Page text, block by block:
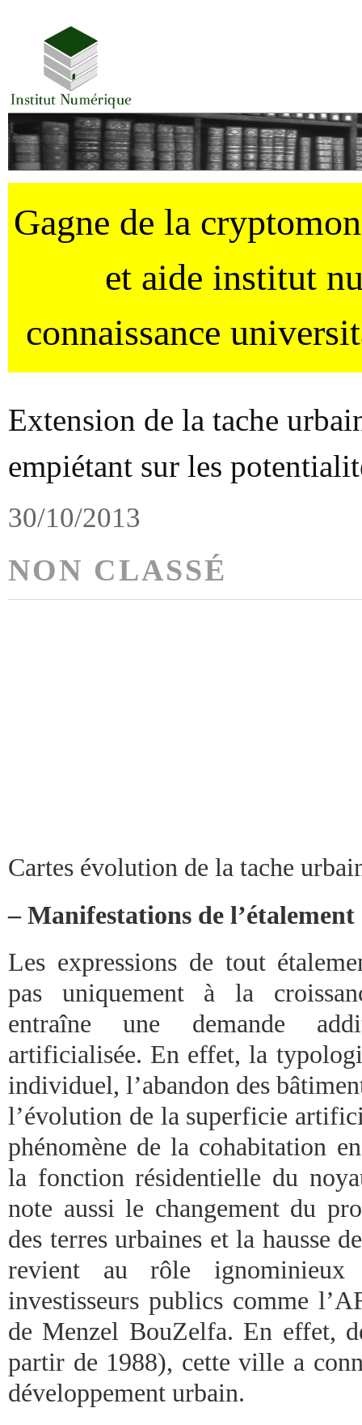
Gagne de la
et aide institut
connaissance
Extension de la tache
empiétant sur les
30/10/2013
NON CLASSÉ
Cartes évolution de la tache
– Manifestations de
Les expressions de tout
pas uniquement à la
entraîne une demande
artificialisée. En effet, la
individuel, l’abandon des
l’évolution de la superficie
phénomène de la cohabitation
la fonction résidentielle du
note aussi le changement du
des terres urbaines et la hausse
revient au rôle ignominieux
investisseurs publics comme
de Menzel BouZelfa. En effet,
partir de 1988), cette ville a
développement urbain.